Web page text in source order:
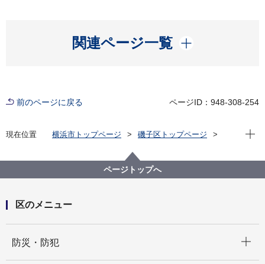
関連ページ一覧
開く
前のページに戻る ページID：948-308-254
現在位置 横浜市トップページ
磯子区トップページ
現在
ページトップへ
区のメニュー
防災・防犯